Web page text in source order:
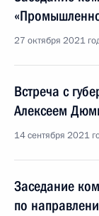
27 октября 2021
Встреча с
Алексеем
14 сентября 2021
Заседание
по